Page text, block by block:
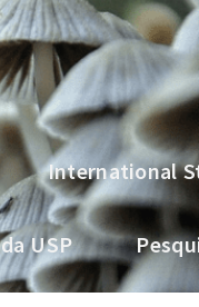
International
USP